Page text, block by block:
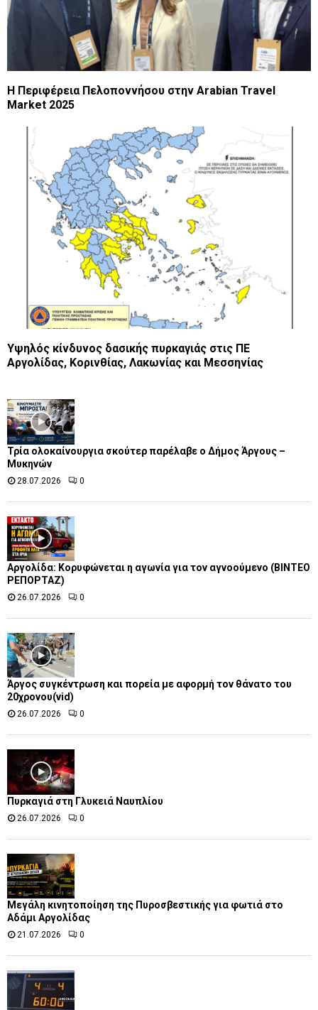
Η Περιφέρεια Πελοποννήσου στην Arabian Travel
Market 2025
Yψηλός κίνδυνος δασικής πυρκαγιάς στις ΠΕ
Αργολίδας, Κορινθίας, Λακωνίας και Μεσσηνίας
Τρία ολοκαίνουργια σκούτερ παρέλαβε o Δήμος Άργους –
Μυκηνών
28.07.2026 0
Αργολίδα: Κορυφώνεται η αγωνία για τον αγνοούμενο (ΒΙΝΤΕΟ
ΡΕΠΟΡΤΑΖ)
26.07.2026 0
Άργος συγκέντρωση και πορεία με αφορμή τον θάνατο του
20χρονου(vid)
26.07.2026 0
Πυρκαγιά στη Γλυκειά Ναυπλίου
26.07.2026 0
Μεγάλη κινητοποίηση της Πυροσβεστικής για φωτιά στο
Αδάμι Αργολίδας
21.07.2026 0